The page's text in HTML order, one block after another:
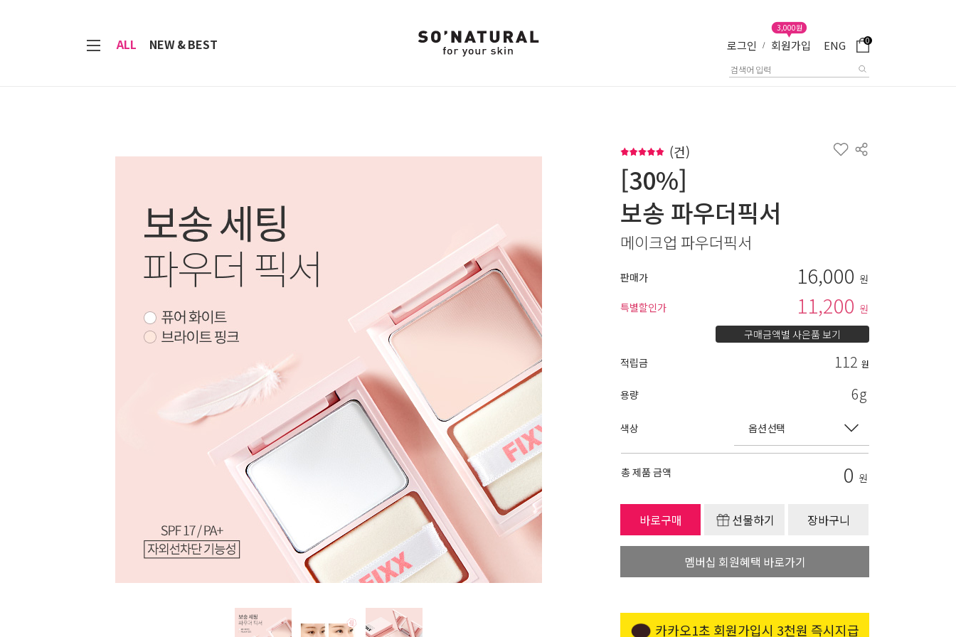
ALL NEW & BEST 로그인 / 회원가입
3,000원
ENG 0
(건)
[30%]
보송 파우더픽서
메이크업 파우더픽서
판매가 16,000 원
특별할인가
11,200 원
구매금액별 사은품 보기
적립금
112 원
용량 6g
색상
총 제품 금액 0 원
바로구매 선물하기 장바구니
멤버십 회원혜택 바로가기
카카오1초 회원가입시 3천원 즉시지급